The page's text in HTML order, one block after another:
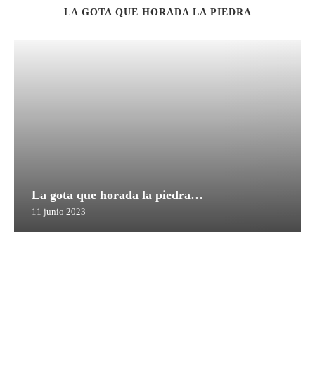
LA GOTA QUE HORADA LA PIEDRA
La gota que horada la piedra…
11 junio 2023